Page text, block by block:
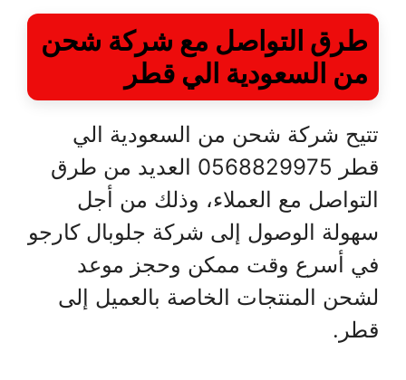
طرق التواصل مع شركة شحن
من السعودية الي قطر
تتيح شركة شحن من السعودية الي
قطر 0568829975 العديد من طرق
التواصل مع العملاء، وذلك من أجل
سهولة الوصول إلى شركة جلوبال كارجو
في أسرع وقت ممكن وحجز موعد
لشحن المنتجات الخاصة بالعميل إلى
قطر.